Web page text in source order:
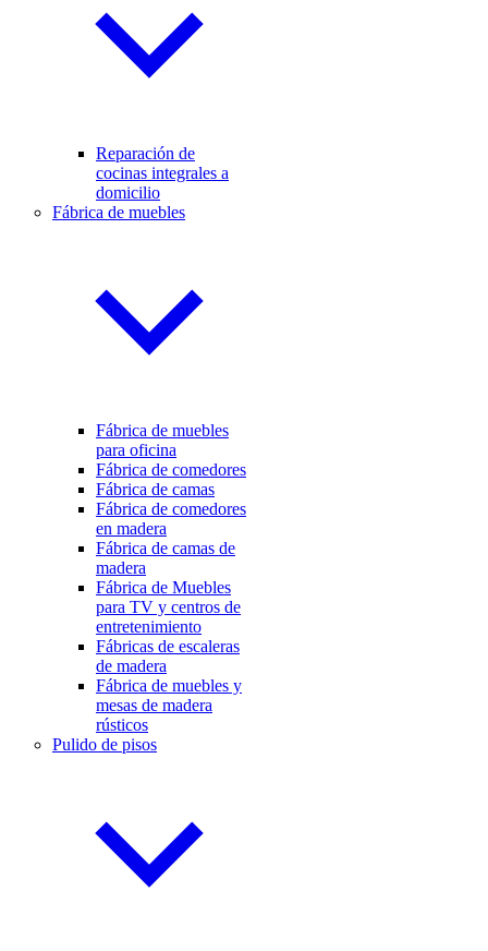
Reparación de
cocinas integrales a
domicilio
Fábrica de muebles
Fábrica de muebles
para oficina
Fábrica de comedores
Fábrica de camas
Fábrica de comedores
en madera
Fábrica de camas de
madera
Fábrica de Muebles
para TV y centros de
entretenimiento
Fábricas de escaleras
de madera
Fábrica de muebles y
mesas de madera
rústicos
Pulido de pisos